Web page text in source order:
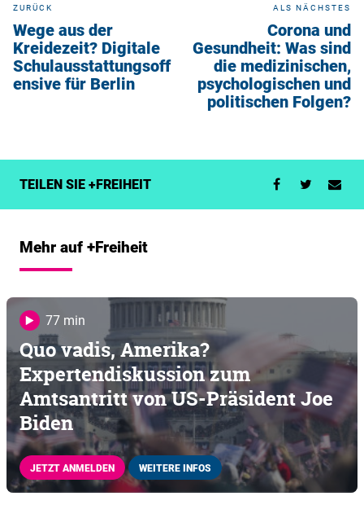
ZURÜCK
Wege aus der
Kreidezeit? Digitale
Schulausstattungsoff
ensive für Berlin
ALS NÄCHSTES
Corona und
Gesundheit: Was sind
die medizinischen,
psychologischen und
politischen Folgen?
TEILEN SIE +FREIHEIT
Mehr auf +Freiheit
77 min
Quo vadis, Amerika?
Expertendiskussion zum
Amtsantritt von US-Präsident Joe
Biden
JETZT ANMELDEN WEITERE INFOS